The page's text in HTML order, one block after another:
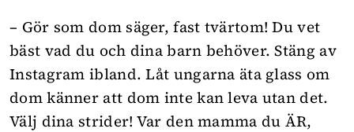
– Gör som dom säger, fast tvärtom! Du vet
bäst vad du och dina barn behöver. Stäng av
Instagram ibland. Låt ungarna äta glass om
dom känner att dom inte kan leva utan det.
Välj dina strider! Var den mamma du ÄR,